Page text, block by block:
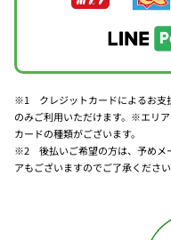
※1 クレジットカードによるお支
のみご利用いただけます。※エリ
カードの種類がございます。
※2 後払いご希望の方は、予めメ
アもございますのでご了承ください